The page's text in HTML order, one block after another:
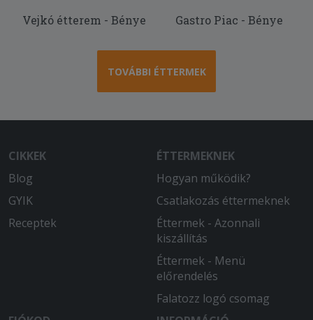
2025-06-14 - János:
rendelésemet és egy hibátlan marha
burgert volt alkalmunk elfogyasztani!
Vejkó étterem - Bénye Gastro Piac - Bénye
TOVÁBBI ÉTTERMEK
CIKKEK
Blog
GYIK
Receptek
ÉTTERMEKNEK
Hogyan működik?
Csatlakozás éttermeknek
Éttermek - Azonnali
kiszállítás
Éttermek - Menü
előrendelés
Falatozz logó csomag